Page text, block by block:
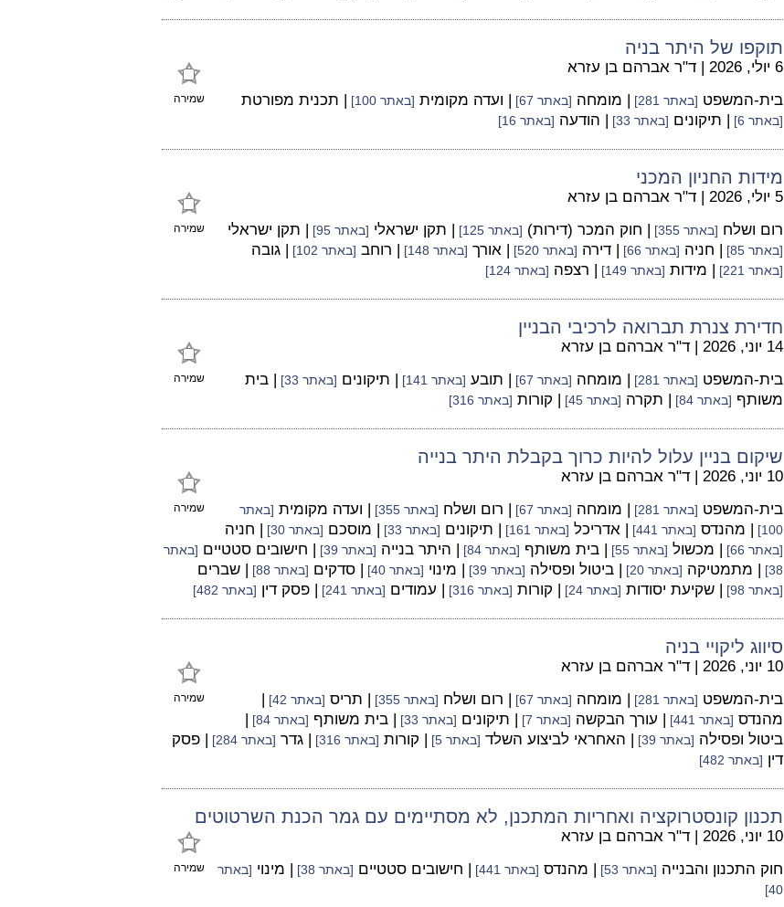
תוקפו של היתר בניה
שמירה
6 יולי, 2026 | ד"ר אברהם בן עזרא
בית-המשפט [באתר 281] | מומחה [באתר 67] | ועדה מקומית [באתר 100] | תכנית מפורטת
[באתר 6] | תיקונים [באתר 33] | הודעה [באתר 16]
מידות החניון המכני
שמירה
5 יולי, 2026 | ד"ר אברהם בן עזרא
רום ושלח [באתר 355] | חוק המכר (דירות) [באתר 125] | תקן ישראלי [באתר 95] | תקן ישראלי
[באתר 85] | חניה [באתר 66] | דירה [באתר 520] | אורך [באתר 148] | רוחב [באתר 102] | גובה
[באתר 221] | מידות [באתר 149] | רצפה [באתר 124]
חדירת צנרת תברואה לרכיבי הבניין
שמירה
14 יוני, 2026 | ד"ר אברהם בן עזרא
בית-המשפט [באתר 281] | מומחה [באתר 67] | תובע [באתר 141] | תיקונים [באתר 33]
| בית
משותף [באתר 84] | תקרה [באתר 45] | קורות [באתר 316]
שיקום בניין עלול להיות כרוך בקבלת היתר בנייה
שמירה
10 יוני, 2026 | ד"ר אברהם בן עזרא
בית-המשפט [באתר 281] | מומחה [באתר 67] | רום ושלח [באתר 355] | ועדה מקומית [באתר
100]
| מהנדס [באתר 441] | אדריכל [באתר 161] | תיקונים [באתר 33] | מוסכם [באתר 30] | חניה
[באתר 66] | מכשול [באתר 55] | בית משותף [באתר 84] | היתר בנייה [באתר 39] | חישובים סטטיים [באתר
38] | מתמטיקה [באתר 20] | ביטול ופסילה [באתר 39] | מינוי [באתר 40] | סדקים [באתר 88] | שברים
[באתר 98] | שקיעת יסודות [באתר 24] | קורות [באתר 316] | עמודים [באתר 241] | פסק דין [באתר 482]
סיווג ליקויי בניה
שמירה
10 יוני, 2026 | ד"ר אברהם בן עזרא
בית-המשפט [באתר 281] | מומחה [באתר 67] | רום ושלח [באתר 355] | תריס [באתר 42]
|
מהנדס [באתר 441] | עורך הבקשה [באתר 7] | תיקונים [באתר 33] | בית משותף [באתר 84]
|
ביטול ופסילה [באתר 39] | האחראי לביצוע השלד [באתר 5] | קורות [באתר 316] | גדר [באתר 284]
| פסק
דין [באתר 482]
תכנון קונסטרוקציה ואחריות המתכנן, לא מסתיימים עם גמר הכנת השרטוטים
שמירה
10 יוני, 2026 | ד"ר אברהם בן עזרא
חוק התכנון והבנייה [באתר 53] | מהנדס [באתר 441] | חישובים סטטיים [באתר 38] | מינוי [באתר
40]